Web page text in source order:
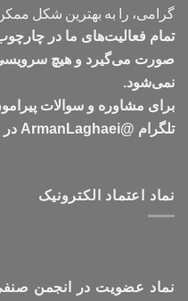
گرامی، را به بهترین شکل
تمام فعالیت‌های ما در
صورت می‌گیرد و هیچ سرویسی
نمی‌شود.
برای مشاوره و سوالات
تلگرام @ArmanLaghaei در ارتباط باشید.
نماد اعتماد الکترونیک
نماد عضویت در انجمن